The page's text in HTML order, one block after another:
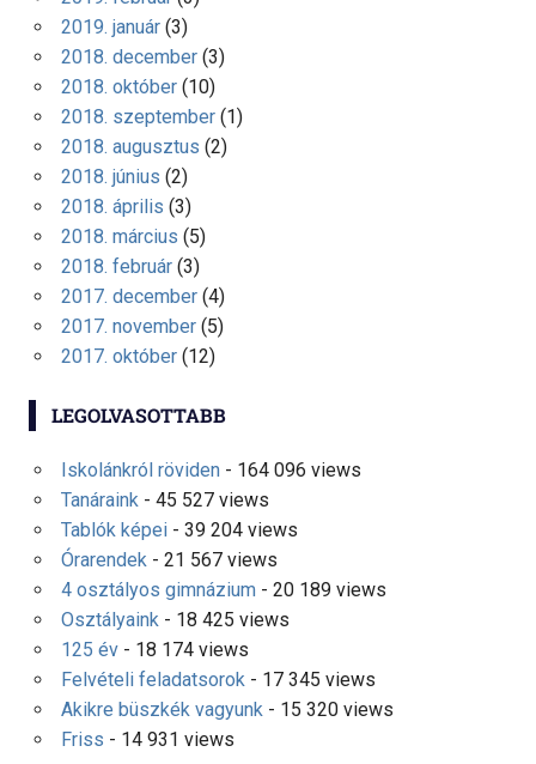
2019. január(3)
2018. december(3)
2018. október(10)
2018. szeptember(1)
2018. augusztus (2)
2018. június (2)
2018. április (3)
2018. március (5)
2018. február(3)
2017. december(4)
2017. november(5)
2017. október(12)
LEGOLVASOTTABB
Iskolánkról röviden- 164 096 views
Tanáraink- 45 527 views
Tablók képei- 39 204 views
Órarendek- 21 567 views
4 osztályos gimnázium- 20 189 views
Osztályaink- 18 425 views
125 év- 18 174 views
Felvételi feladatsorok- 17 345 views
Akikre büszkék vagyunk- 15 320 views
Friss - 14 931 views